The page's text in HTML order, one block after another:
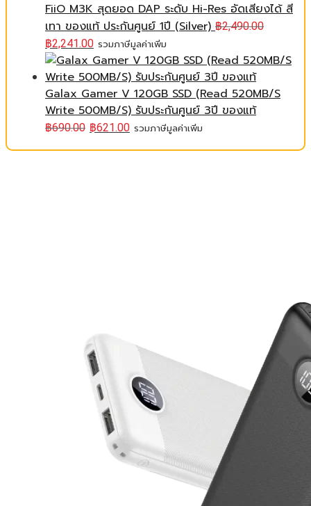
FiiO M3K สุดยอด DAP ระดับ Hi-Res อัดเสียงได้ สี
เทา ของแท้ ประกันศูนย์ 1ปี (Silver) ฿2,490.00
฿2,241.00 รวมภาษีมูลค่าเพิ่ม
Galax Gamer V 120GB SSD (Read 520MB/S
Write 500MB/S) รับประกันศูนย์ 3ปี ของแท้
฿690.00 ฿621.00 รวมภาษีมูลค่าเพิ่ม